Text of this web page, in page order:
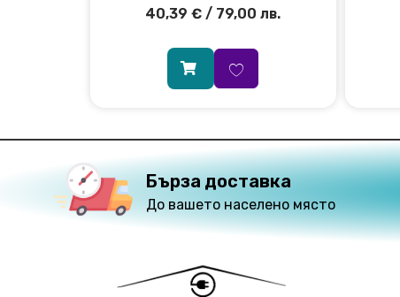
40,39€ / 79,00 лв.
Бърза доставка
До вашето населено място